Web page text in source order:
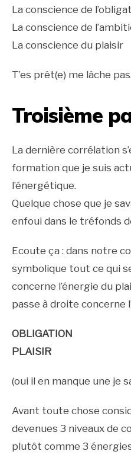
La conscience de
La conscience de
La conscience du plaisir
T’es prêt(e) me lâche
Troisième
La dernière corrélation
formation que je suis
l’énergétique.
Quelque chose que je
enfoui dans le tréfonds
Ecoute ça : dans notre
symbolique tout ce qui
concerne l’énergie du
passe à droite concerne
OBLIGATION
PLAISIR
(oui il en manque une je
Avant toute chose
devenues 3 niveaux de
plutôt comme 3